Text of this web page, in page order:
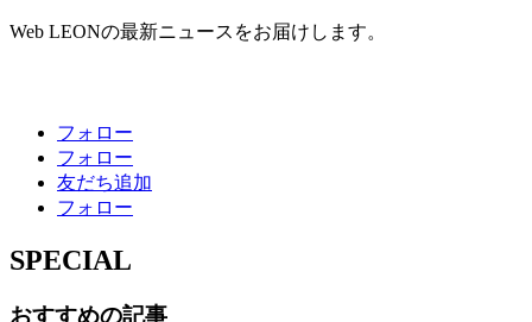
Web LEONの最新ニュースをお届けします。
フォロー
フォロー
友だち追加
フォロー
SPECIAL
おすすめの記事